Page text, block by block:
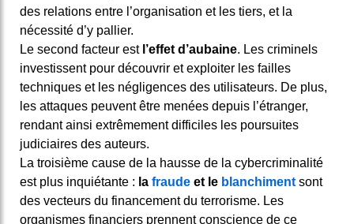
des relations entre l’organisation et les tiers, et la
nécessité d’y pallier.
Le second facteur est l’effet d’aubaine. Les criminels
investissent pour découvrir et exploiter les failles
techniques et les négligences des utilisateurs. De plus,
les attaques peuvent être menées depuis l’étranger,
rendant ainsi extrêmement difficiles les poursuites
judiciaires des auteurs.
La troisième cause de la hausse de la cybercriminalité
est plus inquiétante : la fraude et le blanchiment sont
des vecteurs du financement du terrorisme. Les
organismes financiers prennent conscience de ce